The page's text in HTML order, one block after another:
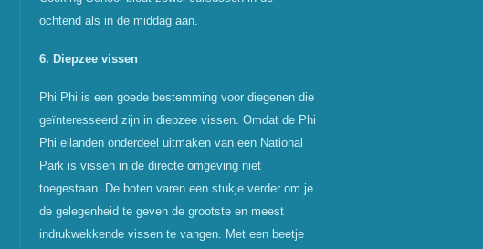
ochtend als in de middag aan.
6. Diepzee vissen
Phi Phi is een goede bestemming voor diegenen die
geïnteresseerd zijn in diepzee vissen. Omdat de Phi
Phi eilanden onderdeel uitmaken van een National
Park is vissen in de directe omgeving niet
toegestaan. De boten varen een stukje verder om je
de gelegenheid te geven de grootste en meest
indrukwekkende vissen te vangen. Met een beetje